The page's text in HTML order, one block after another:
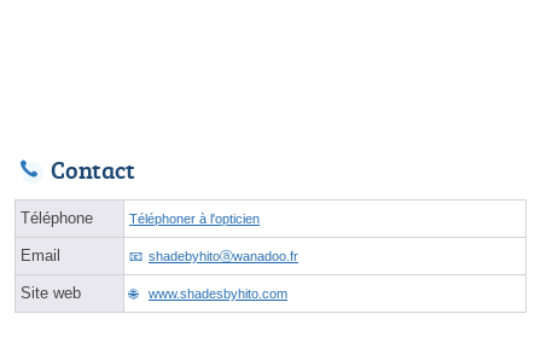
Contact
Téléphone Téléphoner à l'opticien
Email shadebyhitoⓐwanadoo.fr
Site web www.shadesbyhito.com